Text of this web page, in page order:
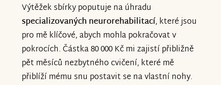
Výtěžek sbírky poputuje na úhradu
specializovaných neurorehabilitací, které jsou
pro mě klíčové, abych mohla pokračovat v
pokrocích. Částka 80 000 Kč mi zajistí přibližně
pět měsíců nezbytného cvičení, které mě
přiblíží mému snu postavit se na vlastní nohy.